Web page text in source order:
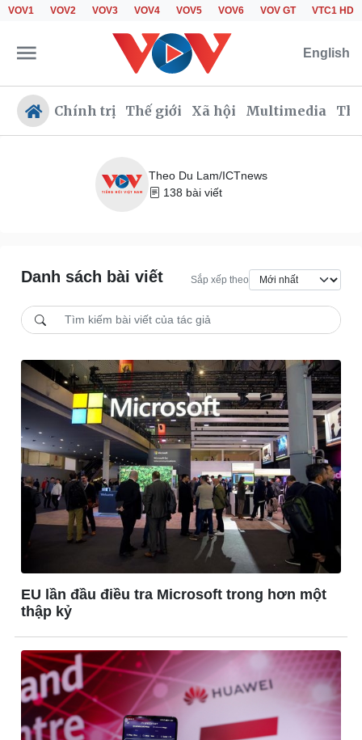
VOV1 VOV2 VOV3 VOV4 VOV5 VOV6 VOV GT VTC1 HD
English
Chính trị Thế giới Xã hội Multimedia
Nhận diện sự thật
Dấu ấn VOV
Biển đảo
Thế giới
Quan sát
Cuộc sống đó đây
Hồ sơ
Multimedia
Video
E-Magazine
Theo Du Lam/ICTnews
138 bài viết
Danh sách bài viết Sắp xếp theo
EU lần đầu điều tra Microsoft trong hơn một
thập kỷ